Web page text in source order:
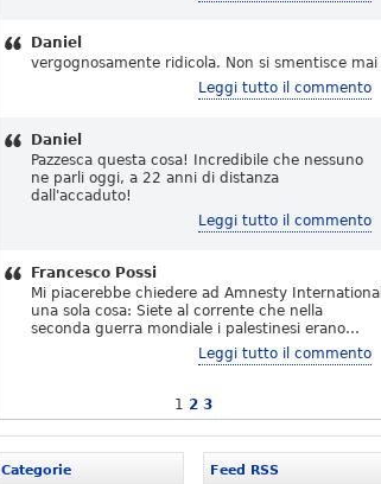
Daniel
vergognosamente ridicola. Non si smentisce mai
Leggi tutto il commento
Daniel
Pazzesca questa cosa! Incredibile che nessuno
ne parli oggi, a 22 anni di distanza
dall'accaduto!
Leggi tutto il commento
Francesco Possi
Mi piacerebbe chiedere ad Amnesty International
una sola cosa: Siete al corrente che nella
seconda guerra mondiale i palestinesi erano…
Leggi tutto il commento
1 2 3
Feed RSS
Categorie